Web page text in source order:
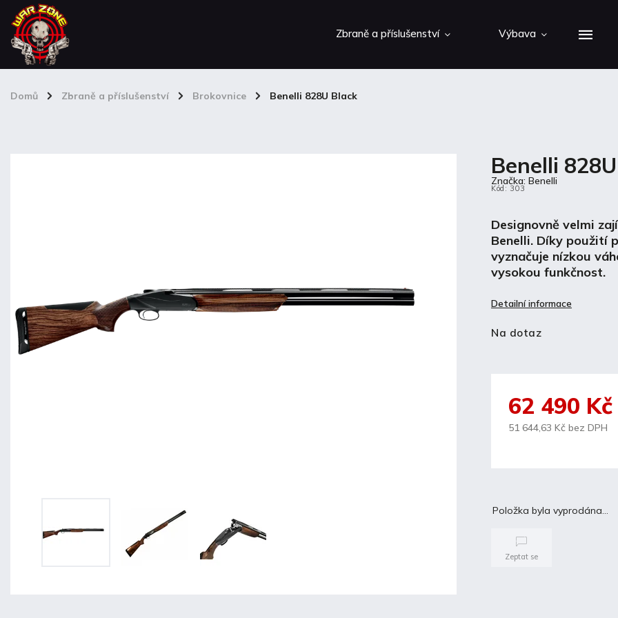
Zbraně a příslušenství Výbava
Domů / Zbraně a příslušenství / Brokovnice / Benelli 828U Black
Benelli
Kód: 303
Designovně velmi
Benelli. Díky použití
vyznačuje nízkou
vysokou funkčnost.
Detailní informace
Značka:Benelli
Na dotaz
62 490
51 644,63 Kč bez DPH
Položka byla vyprodána…
Zeptat se